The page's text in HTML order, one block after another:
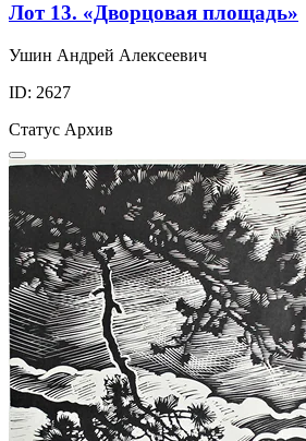
Лот 13. «Дворцовая площадь»
Ушин Андрей Алексеевич
ID: 2627
Статус Архив